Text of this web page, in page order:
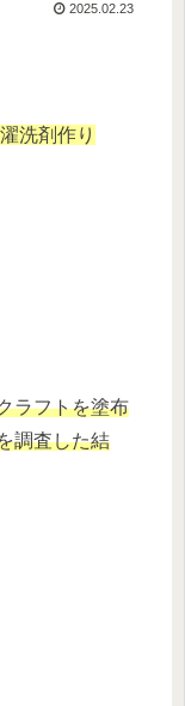
2025.02.23
洗剤作り
ラフトを塗布
調査した結